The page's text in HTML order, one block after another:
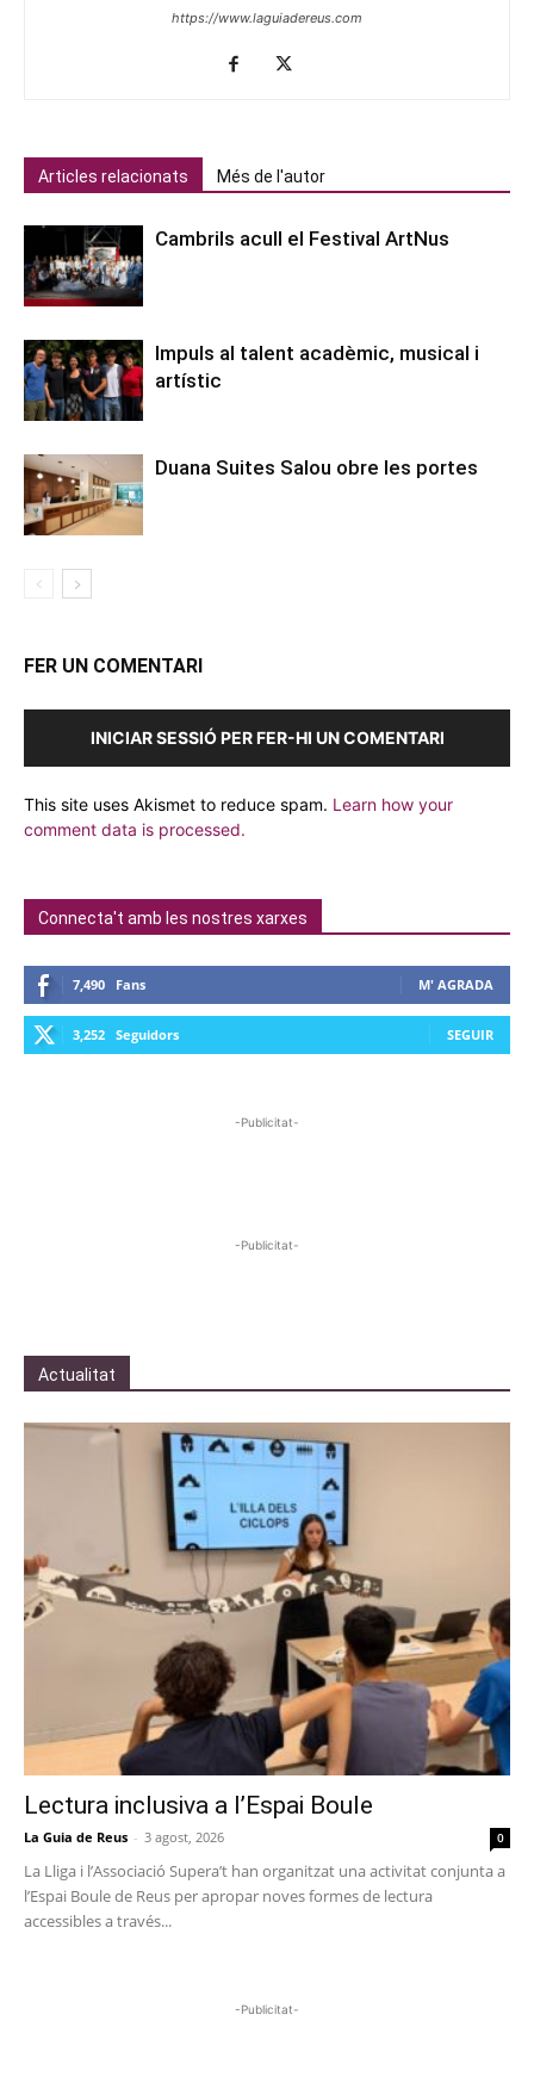
https://www.laguiadereus.com
Articles relacionats Més de l'autor
Cambrils acull el Festival ArtNus
Impuls al talent acadèmic, musical i
artístic
Duana Suites Salou obre les portes
FER UN COMENTARI
INICIAR SESSIÓ PER FER-HI UN COMENTARI
This site uses Akismet to reduce spam. Learn how your
comment data is processed.
Connecta't amb les nostres xarxes
7,490 Fans M' AGRADA
3,252 Seguidors SEGUIR
-Publicitat-
-Publicitat-
Actualitat
Lectura inclusiva a l’Espai Boule
La Guia de Reus - 3 agost, 2026 0
La Lliga i l’Associació Supera’t han organitzat una activitat conjunta a
l’Espai Boule de Reus per apropar noves formes de lectura
accessibles a través...
-Publicitat-